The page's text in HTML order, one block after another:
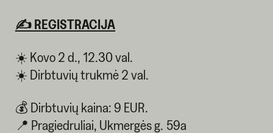
✍️ REGISTRACIJA
☀️ Kovo 2 d., 12.30 val.
☀️ Dirbtuvių trukmė 2 val.
💰 Dirbtuvių kaina: 9 EUR.
📍 Pragiedruliai, Ukmergės g. 59a